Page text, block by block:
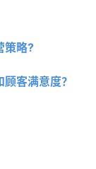
策略?
客满意度？